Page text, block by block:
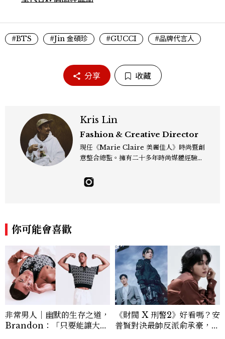
#BTS #Jin 金碩珍 #GUCCI #品牌代言人
分享 收藏
Kris Lin
Fashion & Creative Director
現任《Marie Claire 美麗佳人》時尚暨創
意整合總監。擁有二十多年時尚媒體經驗，
化與情感。喜歡在時尚裡找故事，也習慣用
影像描繪美的力量。工作專長涵蓋秀場報
你可能會喜歡
非常男人｜幽默的生存之道，
Brandon：「只要能讓大家
《財閥 X 刑警2》好看嗎？安
普賢對決最帥反派俞承豪，鄭